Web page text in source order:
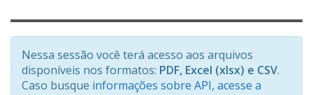
Nessa sessão você terá acesso aos arquivos
disponíveis nos formatos: PDF, Excel (xlsx) e CSV.
Caso busque informações sobre API, acesse a